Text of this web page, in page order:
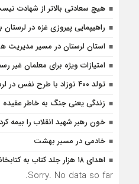
هیچ سعادتی بالاتر از شهادت
راهیپمایی پیروزی غزه در لرستان
استان لرستان در مسیر مدیریت
امتیازات ویژه برای معلمان
تولد ۴۰۰ نوزاد با طرح نفس در لرستان
زندگی یعنی جنگ به‌ خاطر
خون رهبر شهید انقلاب را بیمه کرد
خادمی در مسیر بهشت
اهدای ۱۸ هزار جلد کتاب به کتابخانه‌های لرستان
Sorry. No data so far.